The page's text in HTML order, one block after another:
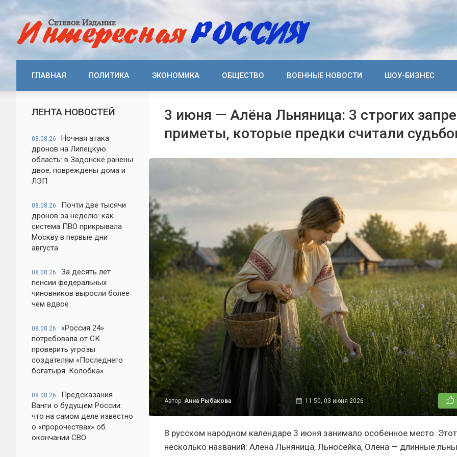
ГЛАВНАЯ ПОЛИТИКА ЭКОНОМИКА ОБЩЕСТВО ВОЕННЫЕ НОВОСТИ ШОУ-БИЗНЕС
ЛЕНТА НОВОСТЕЙ
08.08.26
Ночная атака
дронов на Липецкую
область: в Задонске ранены
двое, повреждены дома и
ЛЭП
08.08.26
Почти две тысячи
дронов за неделю: как
система ПВО прикрывала
Москву в первые дни
августа
08.08.26
За десять лет
пенсии федеральных
чиновников выросли более
чем вдвое
08.08.26
«Россия 24»
потребовала от СК
проверить угрозы
создателям «Последнего
богатыря. Колобка»
08.08.26
Предсказания
Ванги о будущем России:
что на самом деле известно
о «пророчествах» об
окончании СВО
3 июня — Алёна Льняница: 3 строгих
приметы, которые предки считали
Автор: Анна Рыбакова 11:50, 03 июня 2026
В русском народном календаре 3 июня занимало особенное место.
несколько названий: Алена Льняница, Льносейка, Олена — длинные